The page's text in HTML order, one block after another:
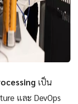
เป็น
และ DevOps